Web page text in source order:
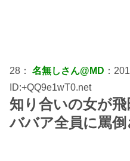
28： 名無しさん@MD ：
ID:+QQ9e1wT0.net
知り合いの女が
ババア全員に罵